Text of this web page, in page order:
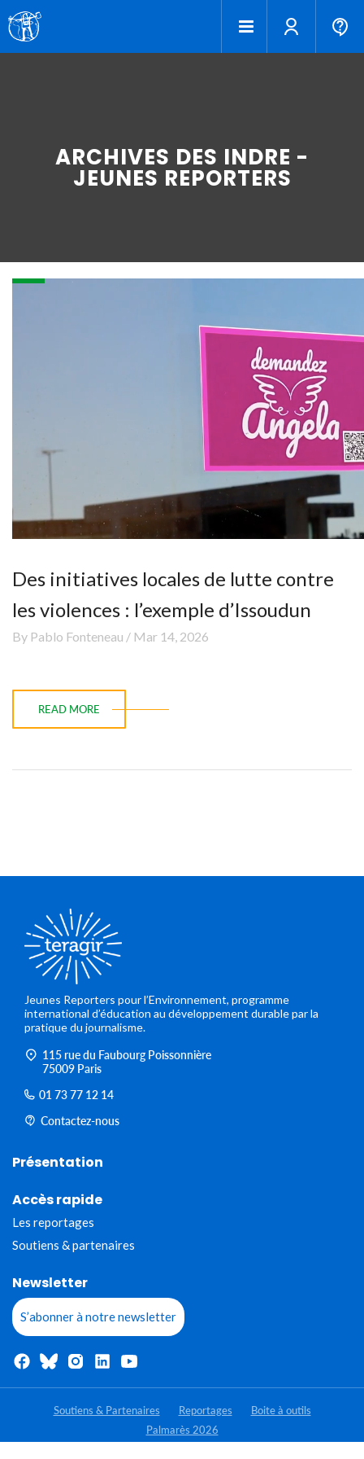
ARCHIVES DES INDRE -
JEUNES REPORTERS
Des initiatives locales de lutte contre
les violences : l’exemple d’Issoudun
By Pablo Fonteneau / Mar 14, 2026
READ MORE
Jeunes Reporters pour l’Environnement, programme
international d’éducation au développement durable par la
pratique du journalisme.
115 rue du Faubourg Poissonnière
75009 Paris
01 73 77 12 14
Contactez-nous
Présentation
Accès rapide
Les reportages
Soutiens & partenaires
Newsletter
S’abonner à notre newsletter
Soutiens & Partenaires Reportages
Boite à outils
Palmarès 2026